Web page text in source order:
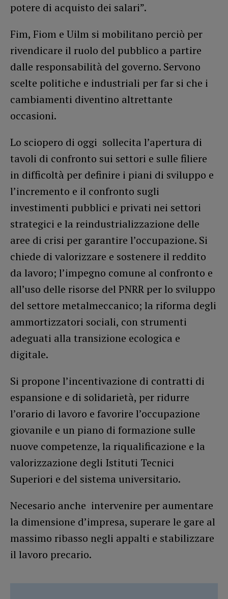
potere di acquisto dei salari”.
Fim, Fiom e Uilm si mobilitano perciò per
rivendicare il ruolo del pubblico a partire
dalle responsabilità del governo. Servono
scelte politiche e industriali per far si che i
cambiamenti diventino altrettante
occasioni.
Lo sciopero di oggi sollecita l’apertura di
tavoli di confronto sui settori e sulle filiere
in difficoltà per definire i piani di sviluppo e
l’incremento e il confronto sugli
investimenti pubblici e privati nei settori
strategici e la reindustrializzazione delle
aree di crisi per garantire l’occupazione. Si
chiede di valorizzare e sostenere il reddito
da lavoro; l’impegno comune al confronto e
all’uso delle risorse del PNRR per lo sviluppo
del settore metalmeccanico; la riforma degli
ammortizzatori sociali, con strumenti
adeguati alla transizione ecologica e
digitale.
Si propone l’incentivazione di contratti di
espansione e di solidarietà, per ridurre
l’orario di lavoro e favorire l’occupazione
giovanile e un piano di formazione sulle
nuove competenze, la riqualificazione e la
valorizzazione degli Istituti Tecnici
Superiori e del sistema universitario.
Necesario anche intervenire per aumentare
la dimensione d’impresa, superare le gare al
massimo ribasso negli appalti e stabilizzare
il lavoro precario.